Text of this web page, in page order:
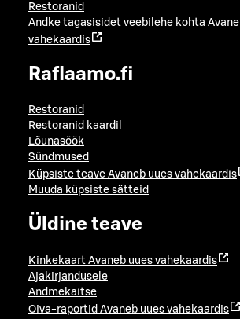
Restoranid
Andke tagasisidet veebilehe kohta
vahekaardis
Raflaamo.fi
Restoranid
Restoranid kaardil
Lõunasöök
Sündmused
Küpsiste teave Avaneb uues vahekaardis
Muuda küpsiste sätteid
Üldine teave
Kinkekaart Avaneb uues vahekaardis
Ajakirjandusele
Andmekaitse
Oiva-raportid Avaneb uues vahekaardis